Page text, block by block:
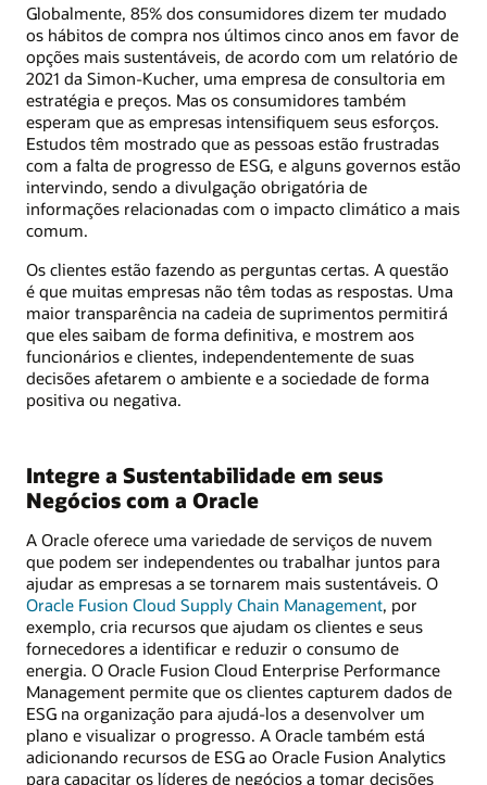
Globalmente, 85% dos consumidores dizem ter mudado
os hábitos de compra nos últimos cinco anos em favor de
opções mais sustentáveis, de acordo com um relatório de
2021 da Simon-Kucher, uma empresa de consultoria em
estratégia e preços. Mas os consumidores também
esperam que as empresas intensifiquem seus esforços.
Estudos têm mostrado que as pessoas estão frustradas
com a falta de progresso de ESG, e alguns governos estão
intervindo, sendo a divulgação obrigatória de
informações relacionadas com o impacto climático a mais
comum.
Os clientes estão fazendo as perguntas certas. A questão
é que muitas empresas não têm todas as respostas. Uma
maior transparência na cadeia de suprimentos permitirá
que eles saibam de forma definitiva, e mostrem aos
funcionários e clientes, independentemente de suas
decisões afetarem o ambiente e a sociedade de forma
positiva ou negativa.
Integre a Sustentabilidade em seus
Negócios com a Oracle
A Oracle oferece uma variedade de serviços de nuvem
que podem ser independentes ou trabalhar juntos para
ajudar as empresas a se tornarem mais sustentáveis. O
Oracle Fusion Cloud Supply Chain Management, por
exemplo, cria recursos que ajudam os clientes e seus
fornecedores a identificar e reduzir o consumo de
energia. O Oracle Fusion Cloud Enterprise Performance
Management permite que os clientes capturem dados de
ESG na organização para ajudá-los a desenvolver um
plano e visualizar o progresso. A Oracle também está
adicionando recursos de ESG ao Oracle Fusion Analytics
para capacitar os líderes de negócios a tomar decisões